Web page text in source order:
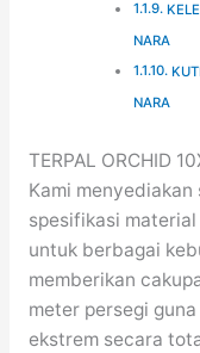
NARA
NARA
TERPAL ORCHID
Kami
spesifikasi
untuk berbagai
memberikan
meter persegi
ekstrem secara